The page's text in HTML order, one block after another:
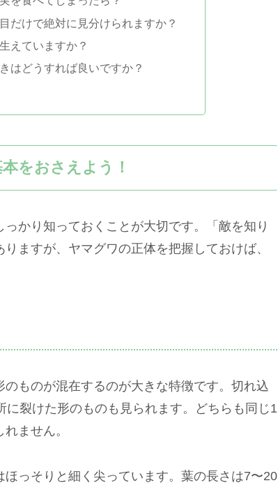
だけで絶対に見分けられますか？
えていますか？
はどうすれば良いですか？
をおさえよう！
かり知っておくことが大切です。「敵を知り
ますが、ヤマグワの正体を把握しておけば、
ものが混在するのが大きな特徴です。切れ込
裂けた形のものも見られます。どちらも同じ1
ません。
っそりと細く尖っています。葉の長さは7〜20